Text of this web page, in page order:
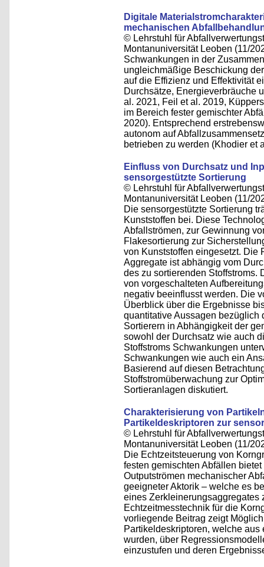
Digitale
mechanischen
© Lehrstuhl für
Montanuniversität Leoben (11/
Schwankungen in der
ungleichmäßige Beschickung
auf die Effizienz und Effektivität
Durchsätze, Energieverbräuche
al. 2021, Feil et al. 2019,
im Bereich fester gemischter
2020). Entsprechend
autonom auf
betrieben zu werden (Khodier et
Einfluss von Durchsatz und
sensorgestützte Sortierung
© Lehrstuhl für
Montanuniversität Leoben (11/
Die sensorgestützte Sortierung
Kunststoffen bei. Diese
Abfallströmen, zur Gewinnung
Flakesortierung zur
von Kunststoffen eingesetzt. Die
Aggregate ist abhängig vom
des zu sortierenden Stoffstroms.
von vorgeschalteten
negativ beeinflusst werden. Die
Überblick über die Ergebnisse
quantitative Aussagen bezüglich
Sortierern in Abhängigkeit der
sowohl der Durchsatz wie auch
Stoffstroms Schwankungen
Schwankungen wie auch ein
Basierend auf diesen
Stoffstromüberwachung zur
Sortieranlagen diskutiert.
Charakterisierung von
Partikeldeskriptoren zur
© Lehrstuhl für
Montanuniversität Leoben (11/
Die Echtzeitsteuerung von
festen gemischten Abfällen
Outputströmen mechanischer
geeigneter Aktorik – welche es
eines Zerkleinerungsaggregates
Echtzeitmesstechnik für die
vorliegende Beitrag zeigt
Partikeldeskriptoren, welche
wurden, über
einzustufen und deren